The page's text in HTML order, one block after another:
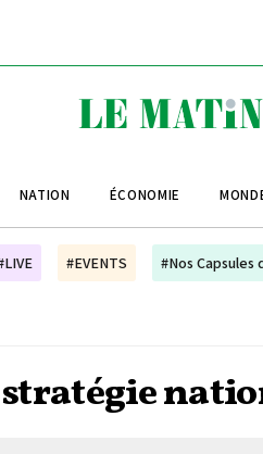
NATION ÉCONOMIE
#EVENTS #Nos Capsules